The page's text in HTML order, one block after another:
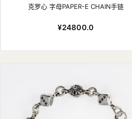
克罗心 字母PAPER-E CHAIN手链
¥24800.0